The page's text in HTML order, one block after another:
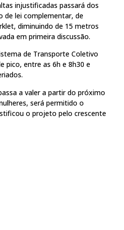
injustificadas passará dos
de lei complementar, de
diminuindo de 15 metros
em primeira discussão.
de Transporte Coletivo
pico, entre as 6h e 8h30 e
a valer a partir do próximo
será permitido o
o projeto pelo crescente